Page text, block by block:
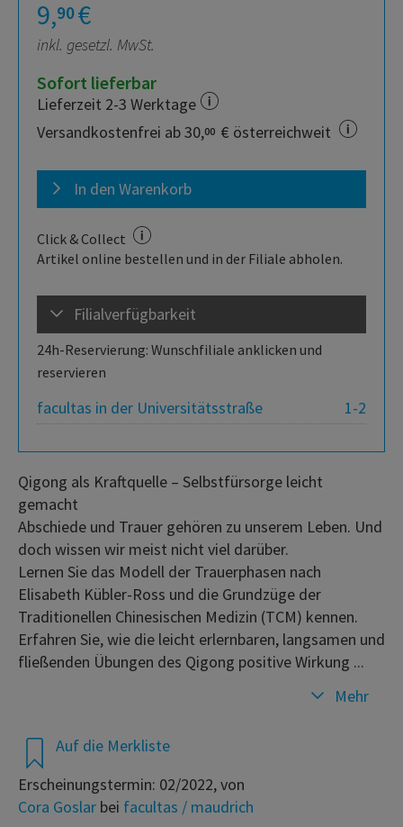
9,90€
inkl. gesetzl. MwSt.
Sofort lieferbar
Lieferzeit 2-3 Werktage
Versandkostenfrei ab 30,00 € österreichweit
In den Warenkorb
Click & Collect
Artikel online bestellen und in der Filiale abholen.
Filialverfügbarkeit
24h-Reservierung: Wunschfiliale anklicken und
reservieren
1-2
facultas in der Universitätsstraße
Auf die Merkliste
Erscheinungstermin: 02/2022, von
Cora Goslar bei facultas / maudrich
Qigong als Kraftquelle – Selbstfürsorge leicht
gemacht
Abschiede und Trauer gehören zu unserem Leben. Und
doch wissen wir meist nicht viel darüber.
Lernen Sie das Modell der Trauerphasen nach
Elisabeth Kübler-Ross und die Grundzüge der
Traditionellen Chinesischen Medizin (TCM) kennen.
Erfahren Sie, wie die leicht erlernbaren, langsamen und
fließenden Übungen des Qigong positive Wirkung ...
Mehr